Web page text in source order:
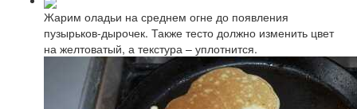
Жарим оладьи на среднем огне до появления
пузырьков-дырочек. Также тесто должно изменить цвет
на желтоватый, а текстура – уплотнится.